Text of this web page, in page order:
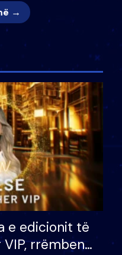
→
e edicionit të
rrëmben